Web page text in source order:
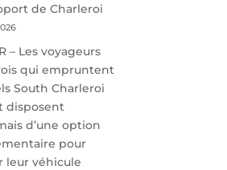
de Charleroi
– Les voyageurs
qui empruntent
South Charleroi
disposent
d’une option
pour
leur véhicule